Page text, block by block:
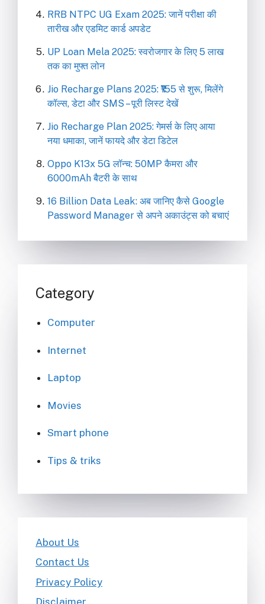
RRB NTPC UG Exam 2025: जानें परीक्षा की
तारीख और एडमिट कार्ड अपडेट
UP Loan Mela 2025: स्वरोजगार के लिए 5 लाख
तक का मुफ्त लोन
Jio Recharge Plans 2025: ₹155 से शुरू, मिलेंगे
कॉल्स, डेटा और SMS – पूरी लिस्ट देखें
Jio Recharge Plan 2025: गेमर्स के लिए आया
नया धमाका, जानें फायदे और डेटा डिटेल
Oppo K13x 5G लॉन्च: 50MP कैमरा और
6000mAh बैटरी के साथ
16 Billion Data Leak: अब जानिए कैसे Google
Password Manager से अपने अकाउंट्स को बचाएं
Category
Computer
Internet
Laptop
Movies
Smart phone
Tips & triks
About Us
Contact Us
Privacy Policy